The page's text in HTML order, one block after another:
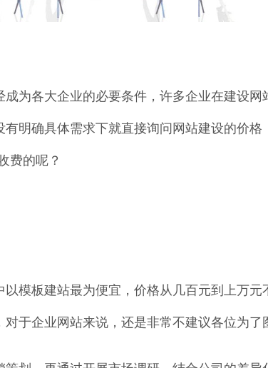
为各大企业的必要条件，许多企业在建设
明确具体需求下就直接询问网站建设的价格
费的呢？
模板建站最为便宜，价格从几百元到上万
于企业网站来说，还是非常不建议各位为了